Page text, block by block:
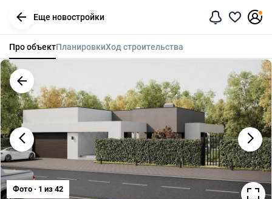
Еще новостройки
Про объектПланировкиХод строительства
Фото · 1 из 42